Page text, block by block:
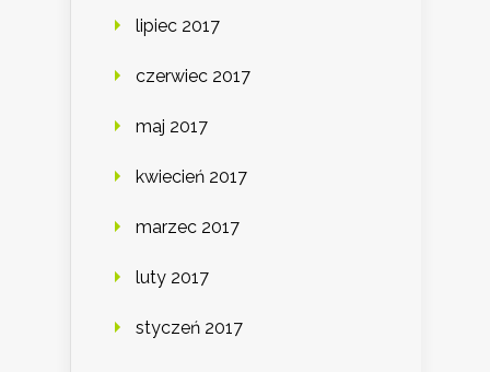
lipiec 2017
czerwiec 2017
maj 2017
kwiecień 2017
marzec 2017
luty 2017
styczeń 2017